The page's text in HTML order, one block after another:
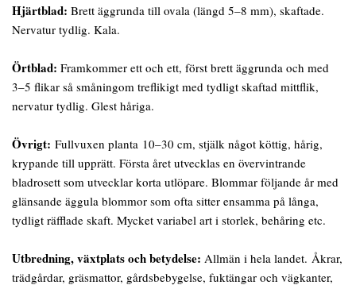
Hjärtblad: Brett äggrunda till ovala (längd 5–8 mm), skaftade.
Nervatur tydlig. Kala.
Örtblad: Framkommer ett och ett, först brett äggrunda och med
3–5 flikar så småningom treflikigt med tydligt skaftad mittflik,
nervatur tydlig. Glest håriga.
Övrigt: Fullvuxen planta 10–30 cm, stjälk något köttig, hårig,
krypande till upprätt. Första året utvecklas en övervintrande
bladrosett som utvecklar korta utlöpare. Blommar följande år med
glänsande äggula blommor som ofta sitter ensamma på långa,
tydligt räfflade skaft. Mycket variabel art i storlek, behåring etc.
Utbredning, växtplats ochbetydelse: Allmän i hela landet. Åkrar,
trädgårdar, gräsmattor, gårdsbebygelse, fuktängar och vägkanter,